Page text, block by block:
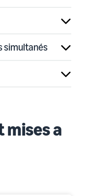
simultanés
a